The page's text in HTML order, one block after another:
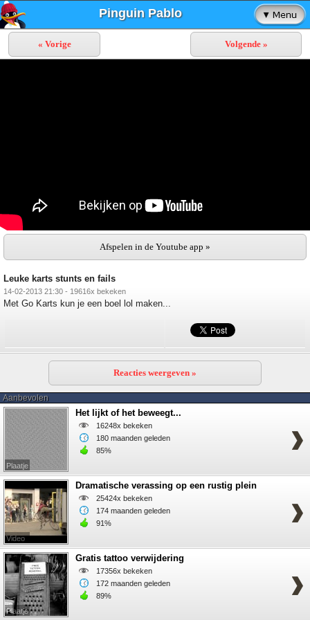
Pinguin Pablo
« Vorige Volgende »
Afspelen in de Youtube app »
Leuke karts stunts en fails
14-02-2013 21:30 - 19616x bekeken
Met Go Karts kun je een boel lol maken...
Reacties weergeven »
Aanbevolen
Plaatje
Het lijkt of het beweegt...
16248x bekeken
180 maanden geleden
85%
Video
Dramatische verassing op een rustig plein
25424x bekeken
174 maanden geleden
91%
Plaatje
Gratis tattoo verwijdering
17356x bekeken
172 maanden geleden
89%